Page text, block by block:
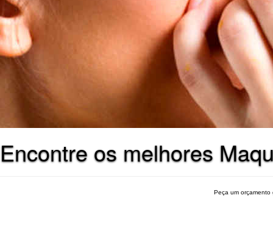
Encontre os melhores
Peça um